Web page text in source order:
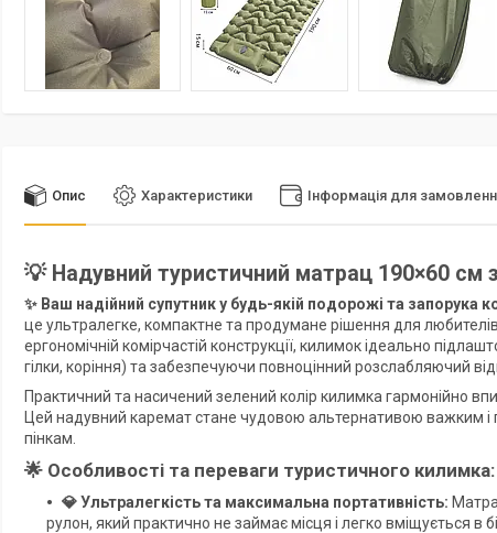
Опис Характеристики Інформація для
💡 Надувний туристичний матрац 190×60 см
✨ Ваш надійний супутник у будь-якій подорожі та запорука
це ультралегке, компактне та продумане рішення для
ергономічній комірчастій конструкції, килимок ідеально
гілки, коріння) та забезпечуючи повноцінний розслабляючий
Практичний та насичений зелений колір килимка гармонійно
Цей надувний каремат стане чудовою альтернативою важким
пінкам.
🌟 Особливості та переваги туристичного килимка:
💎 Ультралегкість та максимальна портативність:
рулон, який практично не займає місця і легко вміщується в